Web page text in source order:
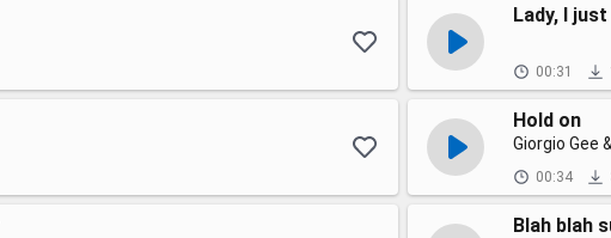
Lady, I
00:31
Hold on
Giorgio Gee
00:34
Blah blah